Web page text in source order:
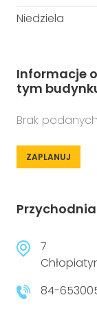
Niedziela
Informacje
tym
Brak
ZAPLANUJ
7
84-